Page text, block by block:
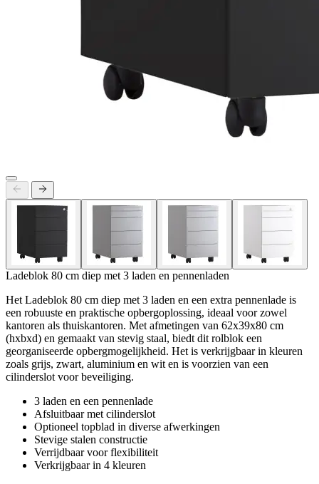
Ladeblok 80 cm diep met 3 laden en pennenladen
Het Ladeblok 80 cm diep met 3 laden en een extra pennenlade is
een robuuste en praktische opbergoplossing, ideaal voor zowel
kantoren als thuiskantoren. Met afmetingen van 62x39x80 cm
(hxbxd) en gemaakt van stevig staal, biedt dit rolblok een
georganiseerde opbergmogelijkheid. Het is verkrijgbaar in kleuren
zoals grijs, zwart, aluminium en wit en is voorzien van een
cilinderslot voor beveiliging.
3 laden en een pennenlade
Afsluitbaar met cilinderslot
Optioneel topblad in diverse afwerkingen
Stevige stalen constructie
Verrijdbaar voor flexibiliteit
Verkrijgbaar in 4 kleuren